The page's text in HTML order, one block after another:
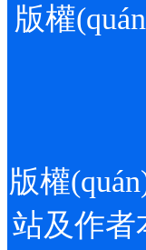
版權
版權
站及作者